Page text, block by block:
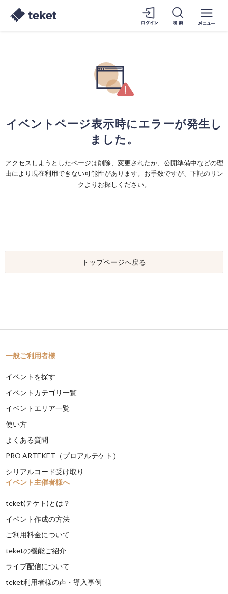
イベントページ表示時にエラーが発生し
ました。
アクセスしようとしたページは削除、変更されたか、公開準備中などの理
由により現在利用できない可能性があります。お手数ですが、下記のリン
クよりお探しください。
トップページへ戻る
一般ご利用者様
イベントを探す
イベントカテゴリ一覧
イベントエリア一覧
使い方
よくある質問
PRO ARTEKET（プロアルテケト）
シリアルコード受け取り
イベント主催者様へ
teket(テケト)とは？
イベント作成の方法
ご利用料金について
teketの機能ご紹介
ライブ配信について
teket利用者様の声・導入事例